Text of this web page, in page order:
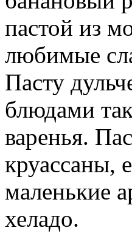
пастой из
любимые
Пасту
блюдами
варенья.
круассаны,
маленькие
хеладо.